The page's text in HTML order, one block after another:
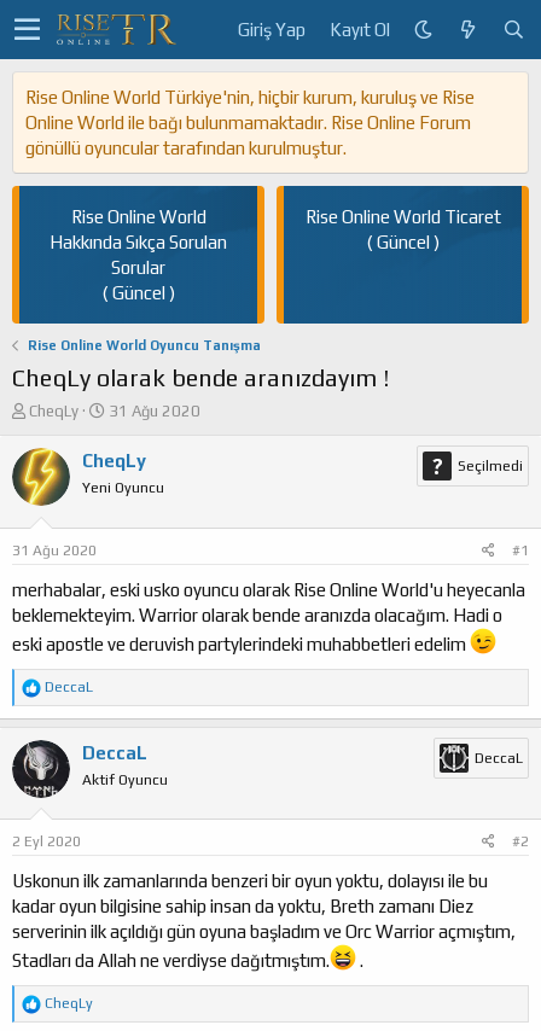
Giriş Yap Kayıt Ol
Rise Online World Türkiye'nin, hiçbir kurum, kuruluş ve Rise
Online World ile bağı bulunmamaktadır. Rise Online Forum
gönüllü oyuncular tarafından kurulmuştur.
Rise Online World
Hakkında Sıkça Sorulan
Sorular
( Güncel )
Rise Online World Ticaret
( Güncel )
Rise Online World Oyuncu Tanışma
CheqLy olarak bende aranızdayım !
K
n
u
y
ş
a
t
a
n
CheqLy
B
ş
a
ç
t
a
r
i
i
31 Ağu 2020
CheqLy
Yeni Oyuncu
Seçilmedi
31 Ağu 2020 #1
merhabalar, eski usko oyuncu olarak Rise Online World'u heyecanla
beklemekteyim. Warrior olarak bende aranızda olacağım. Hadi o
eski apostle ve deruvish partylerindeki muhabbetleri edelim
T
e
p
k
i
l
e
r
DeccaL
DeccaL
Aktif Oyuncu
DeccaL
2 Eyl 2020 #2
Uskonun ilk zamanlarında benzeri bir oyun yoktu, dolayısı ile bu
kadar oyun bilgisine sahip insan da yoktu, Breth zamanı Diez
serverinin ilk açıldığı gün oyuna başladım ve Orc Warrior açmıştım,
Stadları da Allah ne verdiyse dağıtmıştım.
.
T
e
CheqLy